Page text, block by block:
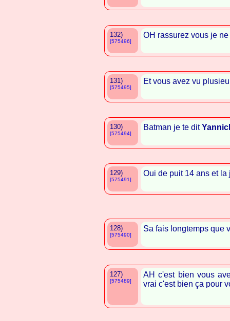
132)
[575496]
OH rassurez vous je
131)
[575495]
Et vous avez vu
130)
[575494]
Batman je te dit
129)
[575491]
Oui de puit 14 ans et la
128)
[575490]
Sa fais longtemps que
127)
[575489]
AH c'est bien vous
vrai c'est bien ça pour